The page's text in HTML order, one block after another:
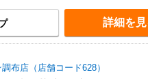
詳細を見
布店（店舗コード628）